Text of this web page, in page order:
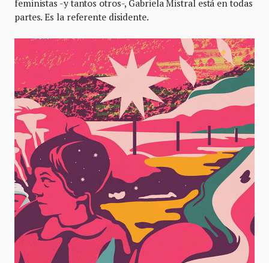
feministas -y tantos otros-, Gabriela Mistral está en todas
partes. Es la referente disidente.